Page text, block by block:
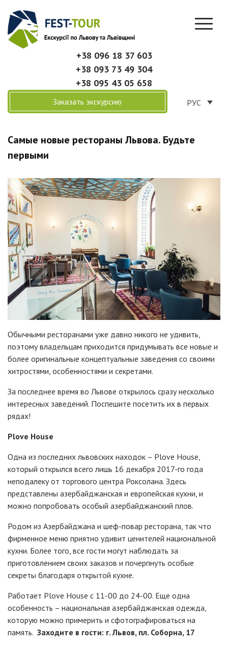
+38 096 18 37 603
+38 093 73 49 304
+38 095 43 05 658
РУС
Заказать экскурсию
Самые новые рестораны Львова. Будьте
первыми
Обычными ресторанами уже давно никого не удивить,
поэтому владельцам приходится придумывать все новые и
более оригинальные концептуальные заведения со своими
хитростями, особенностями и секретами.
За последнее время во Львове открылось сразу несколько
интересных заведений. Поспешите посетить их в первых
рядах!
Plove House
Одна из последних львовских находок – Plove House,
который открылся всего лишь 16 декабря 2017-го года
неподалеку от торгового центра Роксолана. Здесь
представлены азербайджанская и европейская кухни, и
можно попробовать особый азербайджанский плов.
Родом из Азербайджана и шеф-повар ресторана, так что
фирменное меню приятно удивит ценителей национальной
кухни. Более того, все гости могут наблюдать за
приготовлением своих заказов и почерпнуть особые
секреты благодаря открытой кухне.
Работает Plove House с 11-00 до 24-00. Еще одна
особенность – национальная азербайджанская одежда,
которую можно примерить и сфотографироваться на
память. Заходите в гости: г. Львов, пл. Соборна, 17